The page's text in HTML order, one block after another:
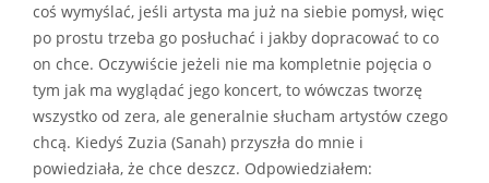
coś wymyślać, jeśli artysta ma już na siebie pomysł, więc
po prostu trzeba go posłuchać i jakby dopracować to co
on chce. Oczywiście jeżeli nie ma kompletnie pojęcia o
tym jak ma wyglądać jego koncert, to wówczas tworzę
wszystko od zera, ale generalnie słucham artystów czego
chcą. Kiedyś Zuzia (Sanah) przyszła do mnie i
powiedziała, że chce deszcz. Odpowiedziałem: